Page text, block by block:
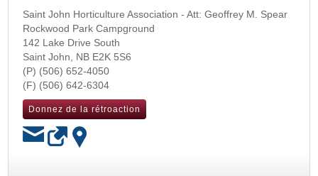
Saint John Horticulture Association - Att: Geoffrey M. Spear
Rockwood Park Campground
142 Lake Drive South
Saint John
NB E2K 5S6
(506) 652-4050
(506) 642-6304
Donnez de la rétroaction